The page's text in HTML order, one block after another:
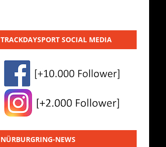
TRACKDAYSPORT SOCIAL MEDIA
NÜRBURGRING-NEWS